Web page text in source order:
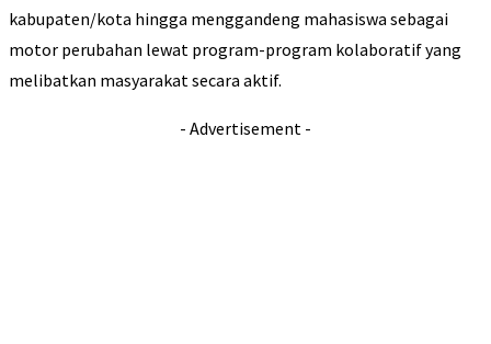
kabupaten/kota hingga menggandeng mahasiswa sebagai
motor perubahan lewat program-program kolaboratif yang
melibatkan masyarakat secara aktif.
- Advertisement -